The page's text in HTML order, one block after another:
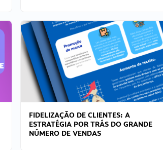
FIDELIZAÇÃO DE CLIENTES: A
ESTRATÉGIA POR TRÁS DO GRANDE
NÚMERO DE VENDAS